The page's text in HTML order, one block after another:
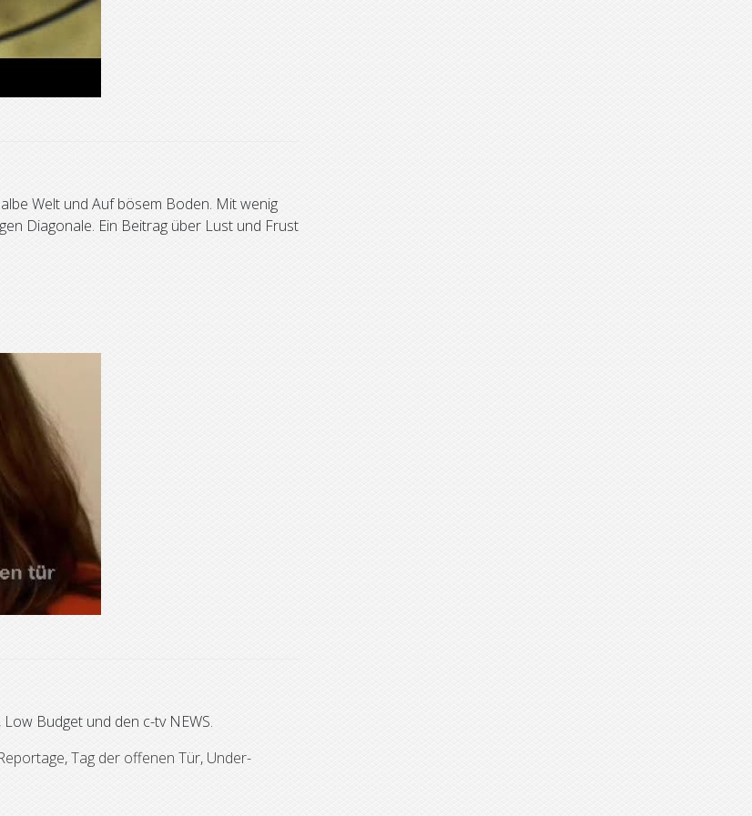
Welt und Auf bösem Boden. Mit wenig
Diagonale. Ein Beitrag über Lust und Frust
Budget und den c-tv NEWS.
,Tag der offenen Tür, Under-